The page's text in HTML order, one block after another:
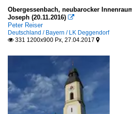
Obergessenbach, neubarocker
Joseph (20.11.2016) 
Peter Reiser
Deutschland / Bayern / LK Deggendorf
 331 1200x900 Px, 27.04.2017 